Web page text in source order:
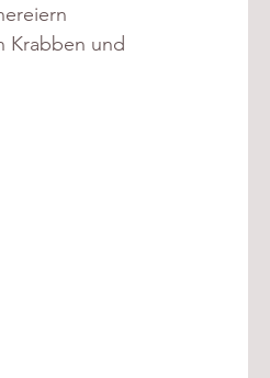
Krabben und